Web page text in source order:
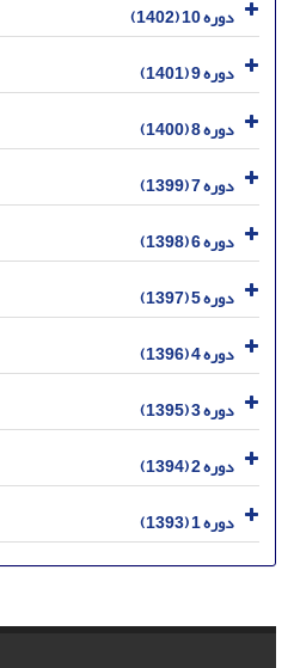
دوره 10 (1402)
دوره 9 (1401)
دوره 8 (1400)
دوره 7 (1399)
دوره 6 (1398)
دوره 5 (1397)
دوره 4 (1396)
دوره 3 (1395)
دوره 2 (1394)
دوره 1 (1393)